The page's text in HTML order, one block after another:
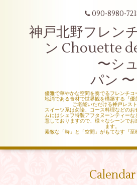
090-8980-
神戸北野フレン
ン Chouette
〜シュエ
パン 〜
優雅で華やかな空間を奏でるフレンチコ
地消である食材で世界観を構築する『優
ご堪能いただける神戸レスト
スイーツ系は勿論、コース料理などのお
ムにはシェフ特製アフタヌーンティーな
意しておりますので、様々なシーンでお
ます。
素敵な「時」と「空間」がもてなす『至
Calendar